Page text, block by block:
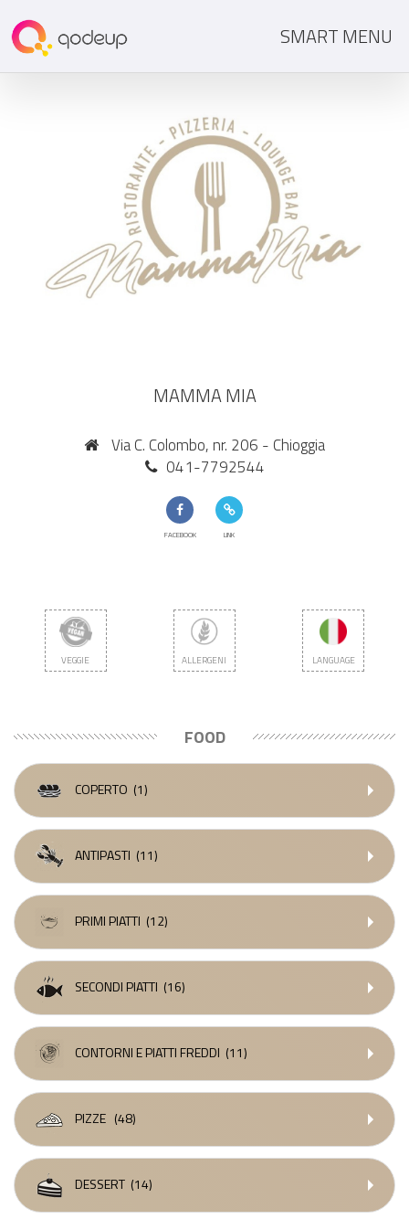
SMART MENU
MAMMA MIA
Via C. Colombo, nr. 206 - Chioggia
041-7792544
FACEBOOK LINK
VEGGIE ALLERGENI LANGUAGE
FOOD
COPERTO (1)
ANTIPASTI (11)
PRIMI PIATTI (12)
SECONDI PIATTI (16)
CONTORNI E PIATTI FREDDI (11)
PIZZE (48)
DESSERT (14)